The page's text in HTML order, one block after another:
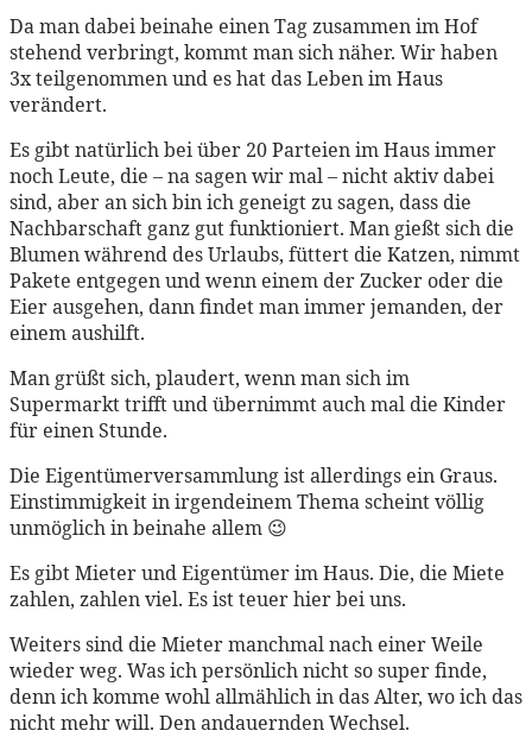
Da man dabei beinahe einen Tag zusammen im Hof
stehend verbringt, kommt man sich näher. Wir haben
3x teilgenommen und es hat das Leben im Haus
verändert.
Es gibt natürlich bei über 20 Parteien im Haus immer
noch Leute, die – na sagen wir mal – nicht aktiv dabei
sind, aber an sich bin ich geneigt zu sagen, dass die
Nachbarschaft ganz gut funktioniert. Man gießt sich die
Blumen während des Urlaubs, füttert die Katzen, nimmt
Pakete entgegen und wenn einem der Zucker oder die
Eier ausgehen, dann findet man immer jemanden, der
einem aushilft.
Man grüßt sich, plaudert, wenn man sich im
Supermarkt trifft und übernimmt auch mal die Kinder
für einen Stunde.
Die Eigentümerversammlung ist allerdings ein Graus.
Einstimmigkeit in irgendeinem Thema scheint völlig
unmöglich in beinahe allem 😉
Es gibt Mieter und Eigentümer im Haus. Die, die Miete
zahlen, zahlen viel. Es ist teuer hier bei uns.
Weiters sind die Mieter manchmal nach einer Weile
wieder weg. Was ich persönlich nicht so super finde,
denn ich komme wohl allmählich in das Alter, wo ich das
nicht mehr will. Den andauernden Wechsel.